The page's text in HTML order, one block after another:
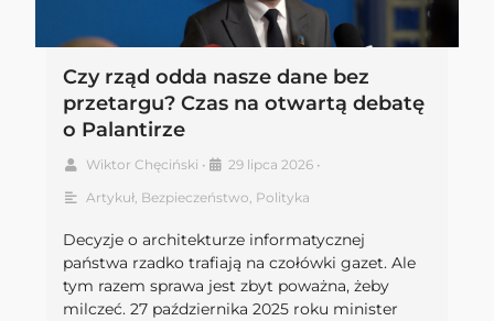
Czy rząd odda nasze dane bez
przetargu? Czas na otwartą debatę
o Palantirze
Wiktor Chęciński • 29 lipca 2026 •
Artykuł, Bezpieczeństwo, Polityka
Decyzje o architekturze informatycznej
państwa rzadko trafiają na czołówki gazet. Ale
tym razem sprawa jest zbyt poważna, żeby
milczeć. 27 października 2025 roku minister